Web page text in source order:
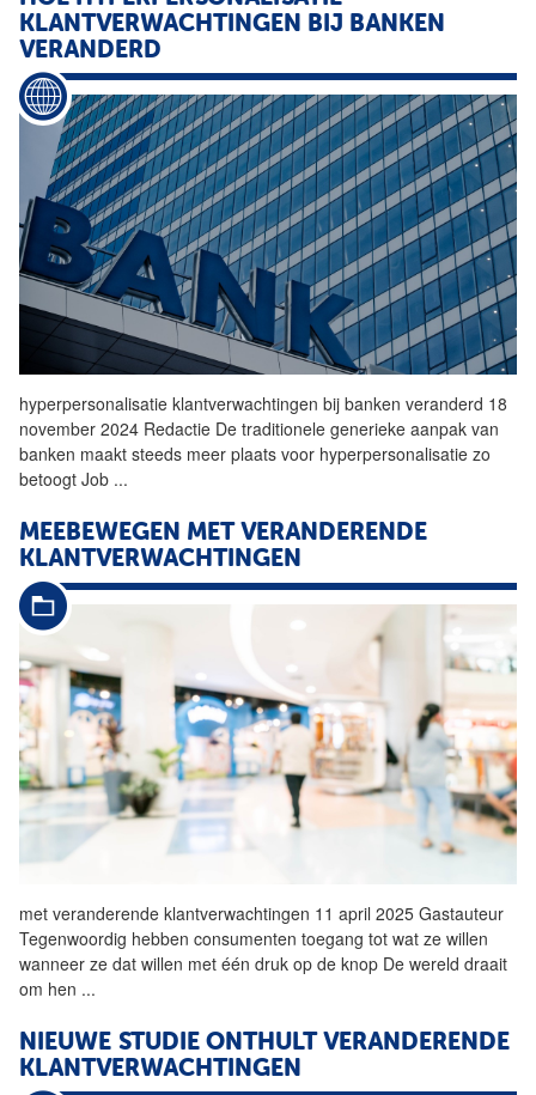
KLANTVERWACHTINGEN BIJ BANKEN
VERANDERD
hyperpersonalisatie klantverwachtingen bij banken veranderd 18
november 2024 Redactie De traditionele generieke aanpak van
banken maakt steeds meer plaats voor hyperpersonalisatie zo
betoogt Job ...
MEEBEWEGEN MET VERANDERENDE
KLANTVERWACHTINGEN
met veranderende klantverwachtingen 11 april 2025 Gastauteur
Tegenwoordig hebben consumenten toegang tot wat ze willen
wanneer ze dat willen met één druk op de knop De wereld draait
om hen ...
NIEUWE STUDIE ONTHULT VERANDERENDE
KLANTVERWACHTINGEN